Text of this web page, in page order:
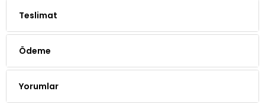
Teslimat
Ödeme
Yorumlar